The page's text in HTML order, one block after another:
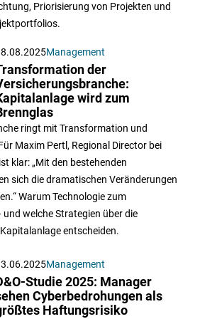
Priorisierung von Projekten und
Management
der
wird zum
ringt mit Transformation und
Maxim Pertl, Regional Director bei
klar: „Mit den bestehenden
sich die dramatischen Veränderungen
Warum Technologie zum
welche Strategien über die
entscheiden.
Management
Studie 2025: Manager
Cyberbedrohungen als
Haftungsrisiko